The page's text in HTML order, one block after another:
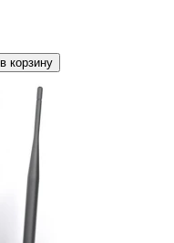
в корзину